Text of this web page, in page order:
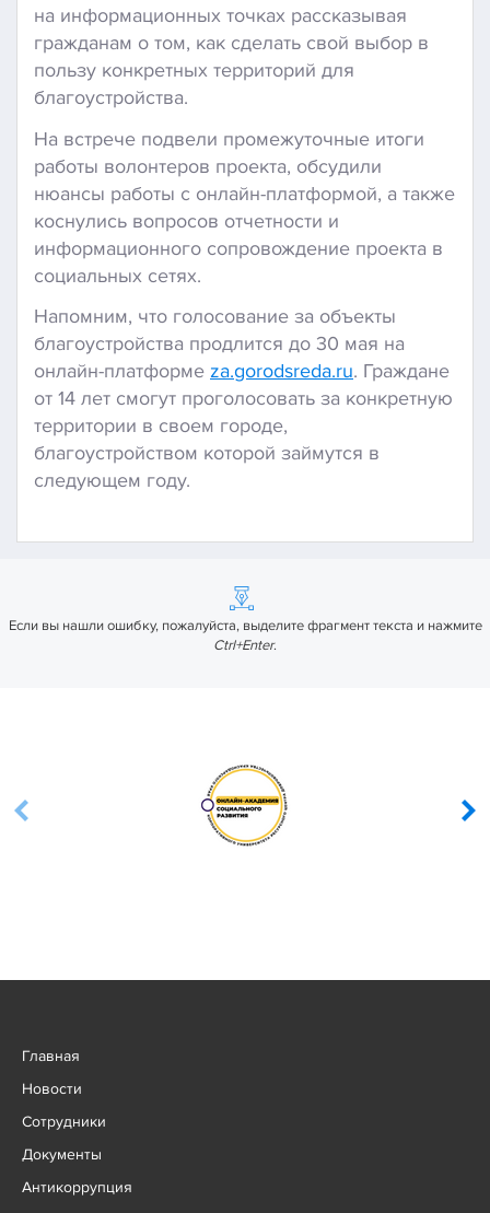
на информационных точках рассказывая
гражданам о том, как сделать свой выбор в
пользу конкретных территорий для
благоустройства.
На встрече подвели промежуточные итоги
работы волонтеров проекта, обсудили
нюансы работы с онлайн-платформой, а также
коснулись вопросов отчетности и
информационного сопровождение проекта в
социальных сетях.
Напомним, что голосование за объекты
благоустройства продлится до 30 мая на
онлайн-платформе za.gorodsreda.ru. Граждане
от 14 лет смогут проголосовать за конкретную
территории в своем городе,
благоустройством которой займутся в
следующем году.
Если вы нашли ошибку, пожалуйста, выделите фрагмент текста и нажмите
Ctrl+Enter.
Главная
Новости
Сотрудники
Документы
Антикоррупция